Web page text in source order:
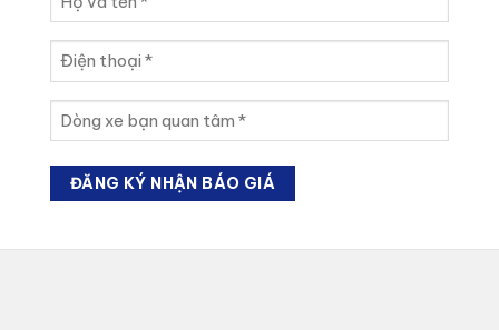
và
tên
(Required)
thoại
xe
bạn
quan
(Required)